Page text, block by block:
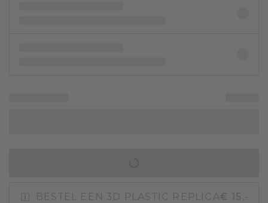
BESTEL EEN 3D PLASTIC REPLICA€ 15,-